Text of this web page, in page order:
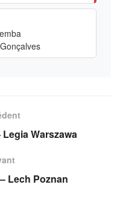
Warszawa
Lech Poznan